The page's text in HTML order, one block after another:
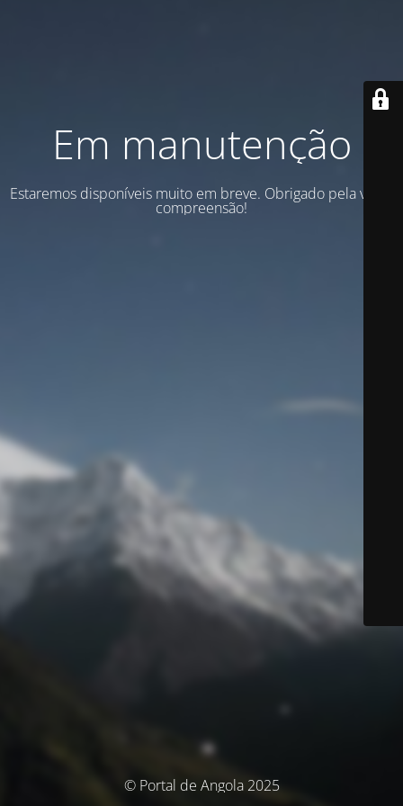
Em manutenção
Estaremos disponíveis muito em breve. Obrigado pela vossa
compreensão!
© Portal de Angola 2025